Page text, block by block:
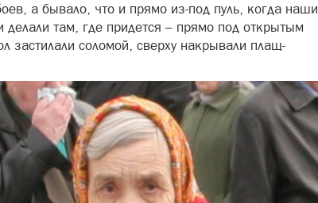
а бывало, что и прямо из-под пуль, когда наши
делали там, где придется – прямо под открытым
застилали соломой, сверху накрывали плащ-